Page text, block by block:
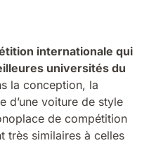
2625 m²/h
3195 m²/h
7865 m²/h
12600 m²/h
internationale qui
universités du
la conception, la
d’une voiture de style
de compétition
très similaires à celles